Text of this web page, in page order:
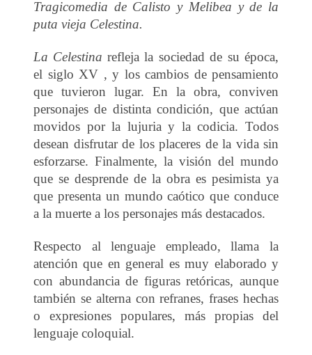
Tragicomedia de Calisto y Melibea y de la
puta vieja Celestina.
La Celestina refleja la sociedad de su época,
el siglo XV , y los cambios de pensamiento
que tuvieron lugar. En la obra, conviven
personajes de distinta condición, que actúan
movidos por la lujuria y la codicia. Todos
desean disfrutar de los placeres de la vida sin
esforzarse. Finalmente, la visión del mundo
que se desprende de la obra es pesimista ya
que presenta un mundo caótico que conduce
a la muerte a los personajes más destacados.
Respecto al lenguaje empleado, llama la
atención que en general es muy elaborado y
con abundancia de figuras retóricas, aunque
también se alterna con refranes, frases hechas
o expresiones populares, más propias del
lenguaje coloquial.